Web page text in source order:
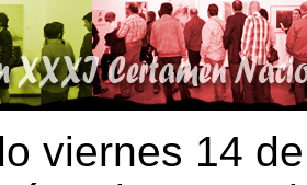
viernes 14